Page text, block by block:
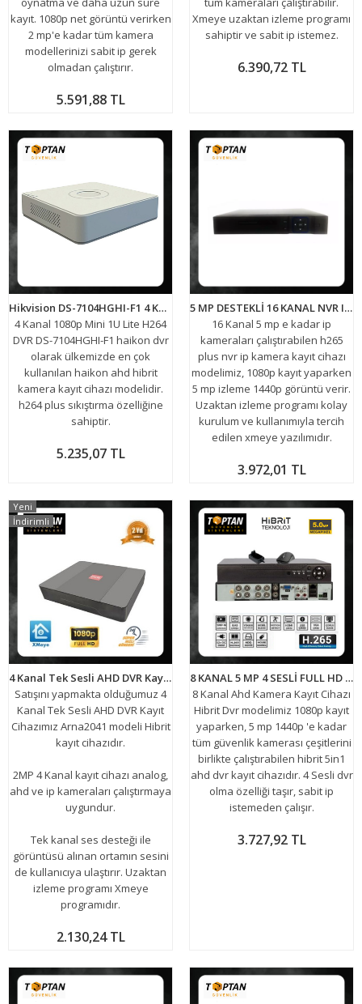
kayıt. 1080p net görüntü verirken
2 mp'e kadar tüm kamera
modellerinizi sabit ip gerek
olmadan çalıştırır.
5.591,88 TL
Xmeye uzaktan izleme programı
sahiptir ve sabit ip istemez.
6.390,72 TL
Hikvision DS-7104HGHI-F1 4 Kanal 1080p Mini 1U Lite H264 DVR
4 Kanal 1080p Mini 1U Lite H264
DVR DS-7104HGHI-F1 haikon dvr
olarak ülkemizde en çok
kullanılan haikon ahd hibrit
kamera kayıt cihazı modelidir.
h264 plus sıkıştırma özelliğine
sahiptir.
5.235,07 TL
5 MP DESTEKLİ 16 KANAL NVR IP Kamera Kayıt Cihazı ARNA-4165
16 Kanal 5 mp e kadar ip
kameraları çalıştırabilen h265
plus nvr ip kamera kayıt cihazı
modelimiz, 1080p kayıt yaparken
5 mp izleme 1440p görüntü verir.
Uzaktan izleme programı kolay
kurulum ve kullanımıyla tercih
edilen xmeye yazılımıdır.
3.972,01 TL
4 Kanal Tek Sesli AHD DVR Kayıt Cihazı - Arna2041
Satışını yapmakta olduğumuz 4
Kanal Tek Sesli AHD DVR Kayıt
Cihazımız Arna2041 modeli Hibrit
kayıt cihazıdır.
2MP 4 Kanal kayıt cihazı analog,
ahd ve ip kameraları çalıştırmaya
uygundur.
Tek kanal ses desteği ile
görüntüsü alınan ortamın sesini
de kullanıcıya ulaştırır. Uzaktan
izleme programı Xmeye
programıdır.
2.130,24 TL
Yeni
İndirimli
8 KANAL 5 MP 4 SESLİ FULL HD 5in1 HİBRİT H265+ KAMERA KAYIT CİHAZI DVR ARNA-4008
8 Kanal Ahd Kamera Kayıt Cihazı
Hibrit Dvr modelimiz 1080p kayıt
yaparken, 5 mp 1440p 'e kadar
tüm güvenlik kamerası çeşitlerini
birlikte çalıştırabilen hibrit 5in1
ahd dvr kayıt cihazıdır. 4 Sesli dvr
olma özelliği taşır, sabit ip
istemeden çalışır.
3.727,92 TL